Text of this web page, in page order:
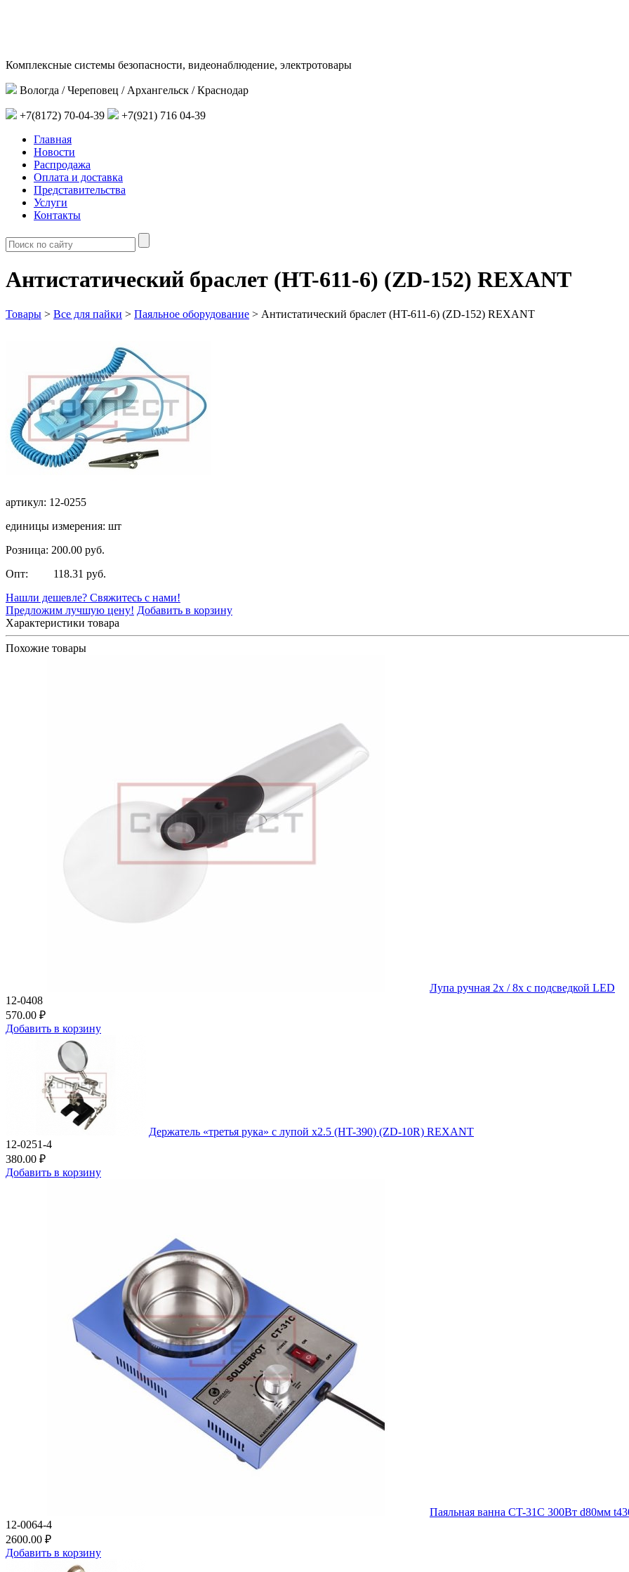
Комплексные системы безопасности, видеонаблюдение, электротовары
Вологда / Череповец / Архангельск / Краснодар
+7(8172) 70-04-39
+7(921) 716 04-39
Главная
Новости
Распродажа
Оплата и доставка
Представительства
Услуги
Контакты
Антистатический браслет (HT-611-6) (ZD-152) REXANT
Товары > Все для пайки > Паяльное оборудование > Антистатический браслет (HT-611-6) (ZD-152) REXANT
артикул: 12-0255
единицы измерения: шт
Розница: 200.00 руб.
Опт: 118.31 руб.
Нашли дешевле? Свяжитесь с нами!
Предложим лучшую цену! Добавить в корзину
Характеристики товара
Похожие товары
Лупа ручная 2х / 8х с подсведкой LED
12-0408
570.00 ₽
Добавить в корзину
Держатель «третья рука» с лупой х2.5 (HT-390) (ZD-10R) REXANT
12-0251-4
380.00 ₽
Добавить в корзину
Паяльная ванна CT-31C 300Вт d80мм
12-0064-4
2600.00 ₽
Добавить в корзину